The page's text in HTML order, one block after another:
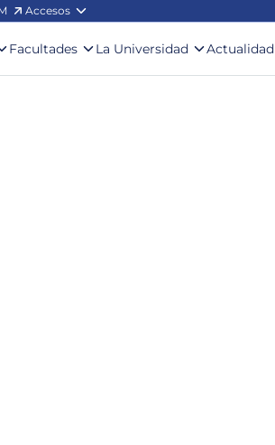
Accesos
Facultades La Universidad Actualidad